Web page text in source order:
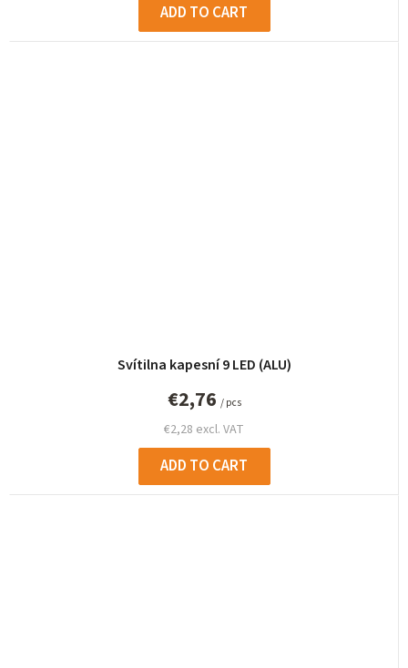
ADD TO CART
Svítilna kapesní 9 LED (ALU)
€2,28 excl. VAT
€2,76 / pcs
ADD TO CART